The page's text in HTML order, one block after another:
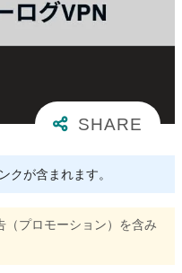
クが含まれます。
（プロモーション）を含み